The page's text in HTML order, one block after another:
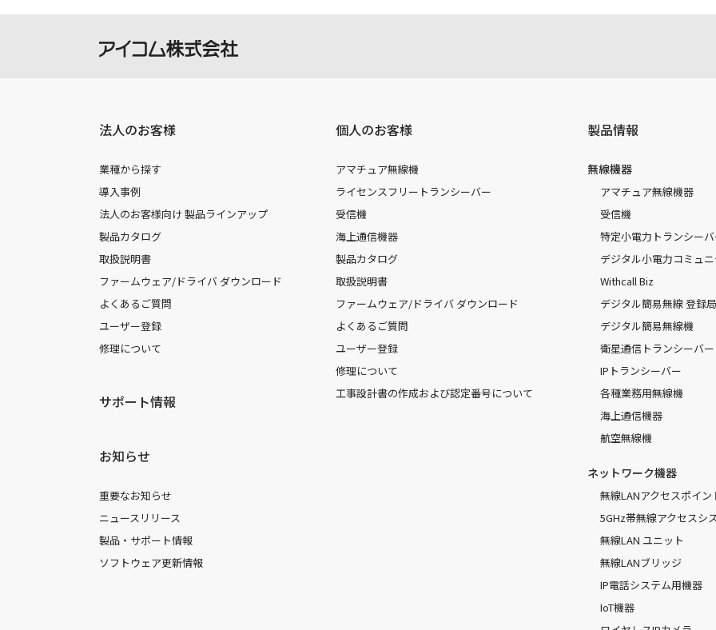
法人のお客様
業種から探す
導入事例
法人のお客様向け 製品ラインアップ
製品カタログ
取扱説明書
ファームウェア/ドライバ ダウンロード
よくあるご質問
ユーザー登録
修理について
サポート情報
お知らせ
重要なお知らせ
ニュースリリース
製品・サポート情報
ソフトウェア更新情報
個人のお客様
アマチュア無線機
ライセンスフリートランシーバー
受信機
海上通信機器
製品カタログ
取扱説明書
ファームウェア/ドライバ ダウンロード
よくあるご質問
ユーザー登録
修理について
工事設計書の作成および認定番号について
製品情報
無線機器
アマチュア無線機器
受信機
特定小電力トランシー
デジタル小電力コミュ
Withcall Biz
デジタル簡易無線 登録
デジタル簡易無線機
衛星通信トランシーバー
IPトランシーバー
各種業務用無線機
海上通信機器
航空無線機
ネットワーク機器
無線LANアクセスポイン
5GHz帯無線アクセスシ
無線LAN ユニット
無線LANブリッジ
IP電話システム用機器
IoT機器